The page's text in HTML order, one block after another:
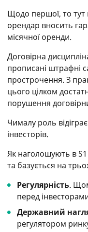
Щодо першої, то тут
орендар вносить
місячної оренди.
Договірна
прописані штрафні
прострочення. З
цього цілком
порушення
Чималу роль
інвесторів.
Як наголошують в S1
та базується на
Регулярність.
перед
Державний
регулятором